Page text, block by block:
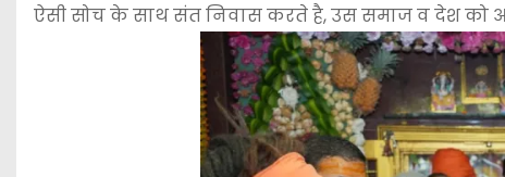
ऐसी सोच के साथ संत निवास करते है, उस समाज व देश को